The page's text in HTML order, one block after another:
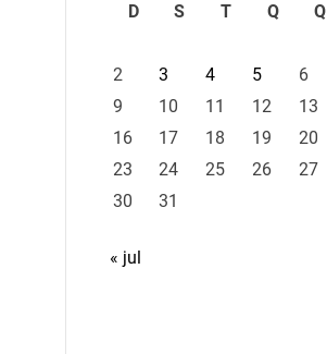
D
S T Q Q
2
3 4 5 6
9
10 11 12 13
16
17 18 19 20
23
24 25 26 27
30
31
« jul